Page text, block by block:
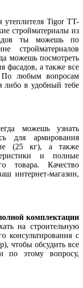
утеплителя Tigor TT-
стройматериалы из
ты можешь по
стройматериалов
можешь посмотреть
фасадов, а также все
По любым вопросам
либо в удобный тебе
можешь узнать
для армирования
(25 кг), а также
и полные
товара. Качество
интернет-магазин,
комплектации
на строительную
консультирования с
чтобы обсудить все
по этому вопросу,